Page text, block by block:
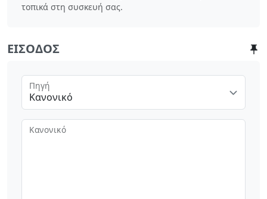
τοπικά στη συσκευή σας.
ΕΊΣΟΔΟΣ
Κανονικό
Πηγή
Κανονικό